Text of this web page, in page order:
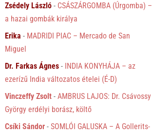
Zsédely László - CSÁSZÁRGOMBA (Úrgomba) –
a hazai gombák királya
Erika - MADRIDI PIAC – Mercado de San
Miguel
Dr. Farkas Ágnes - INDIA KONYHÁJA – az
ezerízű India változatos ételei (É-D)
Vinczeffy Zsolt -AMBRUS LAJOS: Dr. Csávossy
György erdélyi borász, költő
Csíki Sándor -SOMLÓI GALUSKA – A Gollerits-